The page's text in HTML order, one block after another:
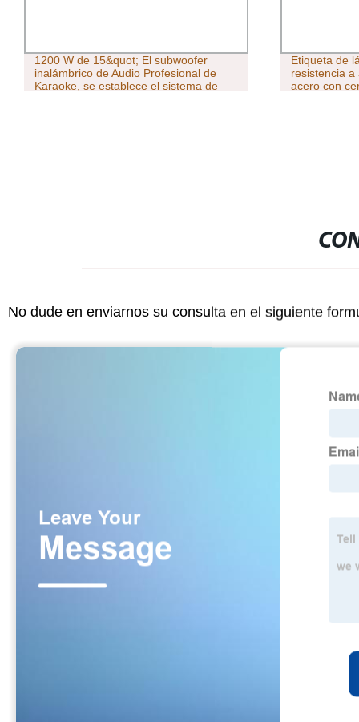
1200 W de 15&quot; El subwoofer
inalámbrico de Audio Profesional de
Karaoke, se establece el sistema de
Etiqueta de
resistencia
acero con
No dude en enviarnos su consulta en el siguiente